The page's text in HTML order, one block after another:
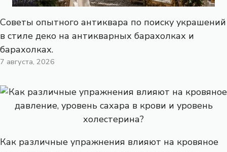
Советы опытного антиквара по поиску украшений
в стиле деко на антикварных барахолках и
барахолках.
7 августа, 2026
Как различные упражнения влияют на кровяное